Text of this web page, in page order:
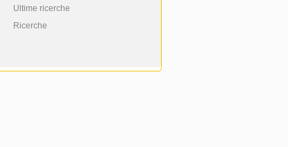
Ultime ricerche
Ricerche